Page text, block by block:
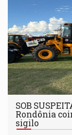
SOB
Rondônia
sigilo